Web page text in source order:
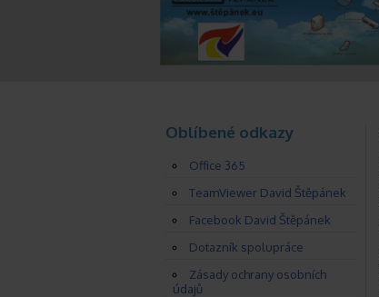
Oblíbené odkazy
Office 365
TeamViewer David Štěpánek
Facebook David Štěpánek
Dotazník spolupráce
Zásady ochrany osobních
údajů